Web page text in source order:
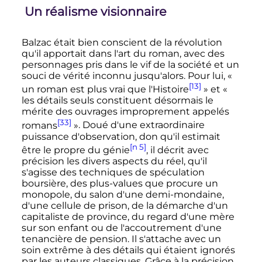
Un réalisme visionnaire
Balzac était bien conscient de la révolution
qu'il apportait dans l'art du roman, avec des
personnages pris dans le vif de la société et un
souci de vérité inconnu jusqu'alors. Pour lui, «
un roman est plus vrai que l'Histoire[13] » et «
les détails seuls constituent désormais le
mérite des ouvrages improprement appelés
romans[33] ». Doué d'une extraordinaire
puissance d'observation, don qu'il estimait
être le propre du génie[n 5], il décrit avec
précision les divers aspects du réel, qu'il
s'agisse des techniques de spéculation
boursière, des plus-values que procure un
monopole, du salon d'une demi-mondaine,
d'une cellule de prison, de la démarche d'un
capitaliste de province, du regard d'une mère
sur son enfant ou de l'accoutrement d'une
tenancière de pension. Il s'attache avec un
soin extrême à des détails qui étaient ignorés